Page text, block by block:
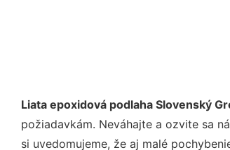
Liata epoxidová podlaha Slovenský
požiadavkám. Neváhajte a ozvite sa
si uvedomujeme, že aj malé